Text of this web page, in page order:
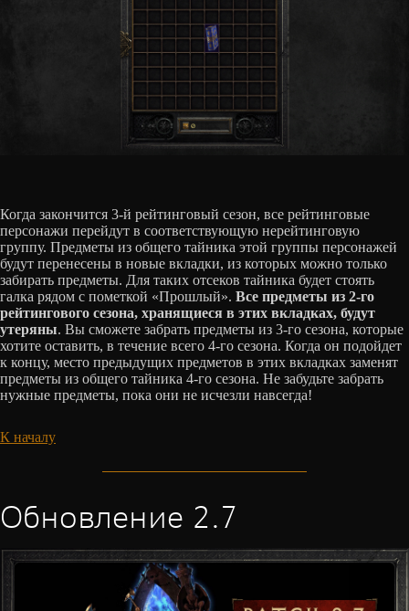
Когда закончится 3-й рейтинговый сезон, все рейтинговые
персонажи перейдут в соответствующую нерейтинговую
группу. Предметы из общего тайника этой группы персонажей
будут перенесены в новые вкладки, из которых можно только
забирать предметы. Для таких отсеков тайника будет стоять
галка рядом с пометкой «Прошлый». Все предметы из 2-го
рейтингового сезона, хранящиеся в этих вкладках, будут
утеряны. Вы сможете забрать предметы из 3-го сезона, которые
хотите оставить, в течение всего 4-го сезона. Когда он подойдет
к концу, место предыдущих предметов в этих вкладках заменят
предметы из общего тайника 4-го сезона. Не забудьте забрать
нужные предметы, пока они не исчезли навсегда!
К началу
Обновление 2.7